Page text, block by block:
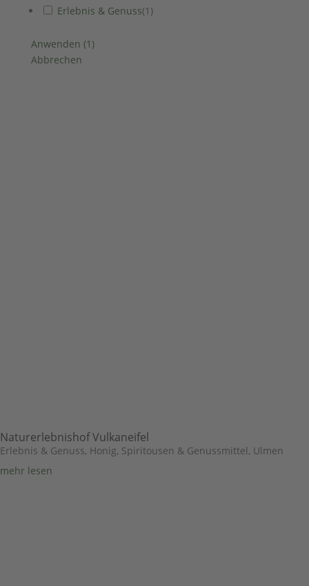
Erlebnis & Genuss(1 )
Anwenden (1 )
Abbrechen
Naturerlebnishof Vulkaneifel
Erlebnis & Genuss, Honig, Spiritousen & Genussmittel, Ulmen
mehr lesen